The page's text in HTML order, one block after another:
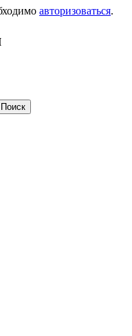
авторизоваться.